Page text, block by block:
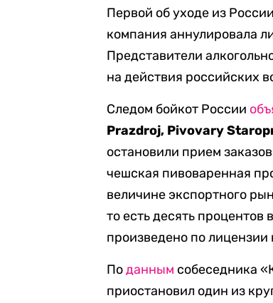
Первой об уходе из России
компания аннулировала
Представители
на действия российских
Следом бойкот России
Prazdroj, Pivovary
остановили прием
чешская пивоваренная
величине экспортного
то есть десять
произведено по
Поданным собеседника
приостановил один из